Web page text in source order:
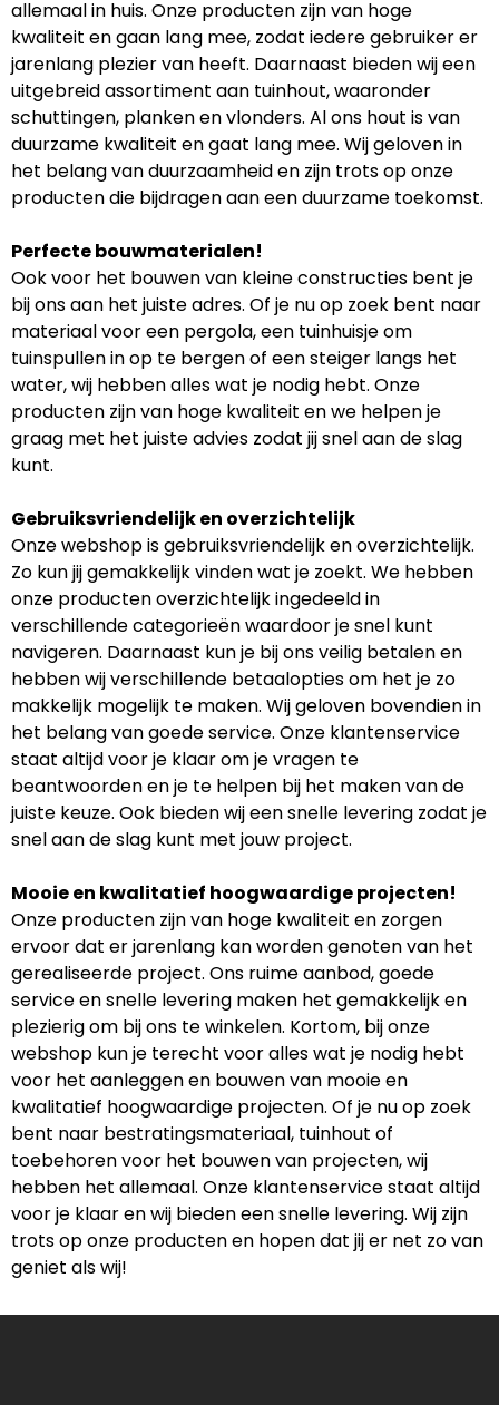
allemaal in huis. Onze producten zijn van hoge
kwaliteit en gaan lang mee, zodat iedere gebruiker er
jarenlang plezier van heeft. Daarnaast bieden wij een
uitgebreid assortiment aan tuinhout, waaronder
schuttingen, planken en vlonders. Al ons hout is van
duurzame kwaliteit en gaat lang mee. Wij geloven in
het belang van duurzaamheid en zijn trots op onze
producten die bijdragen aan een duurzame toekomst.
Perfecte bouwmaterialen!
Ook voor het bouwen van kleine constructies bent je
bij ons aan het juiste adres. Of je nu op zoek bent naar
materiaal voor een pergola, een tuinhuisje om
tuinspullen in op te bergen of een steiger langs het
water, wij hebben alles wat je nodig hebt. Onze
producten zijn van hoge kwaliteit en we helpen je
graag met het juiste advies zodat jij snel aan de slag
kunt.
Gebruiksvriendelijk en overzichtelijk
Onze webshop is gebruiksvriendelijk en overzichtelijk.
Zo kun jij gemakkelijk vinden wat je zoekt. We hebben
onze producten overzichtelijk ingedeeld in
verschillende categorieën waardoor je snel kunt
navigeren. Daarnaast kun je bij ons veilig betalen en
hebben wij verschillende betaalopties om het je zo
makkelijk mogelijk te maken. Wij geloven bovendien in
het belang van goede service. Onze klantenservice
staat altijd voor je klaar om je vragen te
beantwoorden en je te helpen bij het maken van de
juiste keuze. Ook bieden wij een snelle levering zodat je
snel aan de slag kunt met jouw project.
Mooie en kwalitatief hoogwaardige projecten!
Onze producten zijn van hoge kwaliteit en zorgen
ervoor dat er jarenlang kan worden genoten van het
gerealiseerde project. Ons ruime aanbod, goede
service en snelle levering maken het gemakkelijk en
plezierig om bij ons te winkelen. Kortom, bij onze
webshop kun je terecht voor alles wat je nodig hebt
voor het aanleggen en bouwen van mooie en
kwalitatief hoogwaardige projecten. Of je nu op zoek
bent naar bestratingsmateriaal, tuinhout of
toebehoren voor het bouwen van projecten, wij
hebben het allemaal. Onze klantenservice staat altijd
voor je klaar en wij bieden een snelle levering. Wij zijn
trots op onze producten en hopen dat jij er net zo van
geniet als wij!